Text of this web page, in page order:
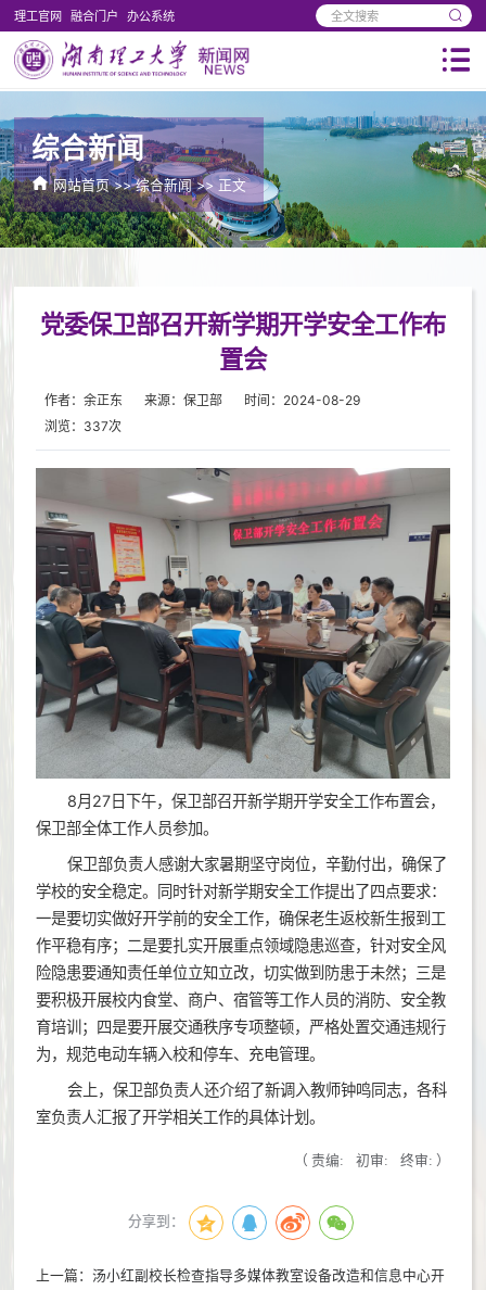
理工官网 融合门户 办公系统
综合新闻
网站首页>>综合新闻>> 正文
党委保卫部召开新学期开学安全工作布
置会
作者：余正东 来源：保卫部
时间：2024-08-29
浏览： 337次
8月27日下午，保卫部召开新学期开学安全工作布置会，
保卫部全体工作人员参加。
保卫部负责人感谢大家暑期坚守岗位，辛勤付出，确保了
学校的安全稳定。同时针对新学期安全工作提出了四点要求：
一是要切实做好开学前的安全工作，确保老生返校新生报到工
作平稳有序；二是要扎实开展重点领域隐患巡查，针对安全风
险隐患要通知责任单位立知立改，切实做到防患于未然；三是
要积极开展校内食堂、商户、宿管等工作人员的消防、安全教
育培训；四是要开展交通秩序专项整顿，严格处置交通违规行
为，规范电动车辆入校和停车、充电管理。
会上，保卫部负责人还介绍了新调入教师钟鸣同志，各科
室负责人汇报了开学相关工作的具体计划。
（ 责编: 初审: 终审: ）
分享到：
上一篇：汤小红副校长检查指导多媒体教室设备改造和信息中心开